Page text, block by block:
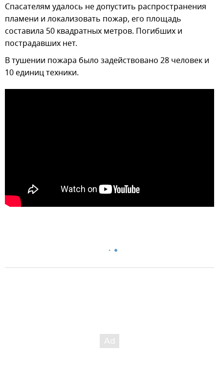
Спасателям удалось не допустить распространения
пламени и локализовать пожар, его площадь
составила 50 квадратных метров. Погибших и
пострадавших нет.
В тушении пожара было задействовано 28 человек и
10 единиц техники.